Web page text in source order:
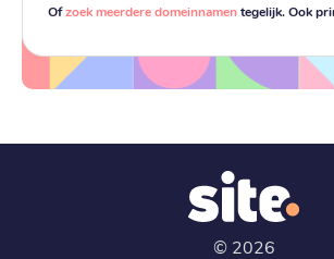
Ofzoek meerdere domeinnamentegelijk. Ook
© 2026